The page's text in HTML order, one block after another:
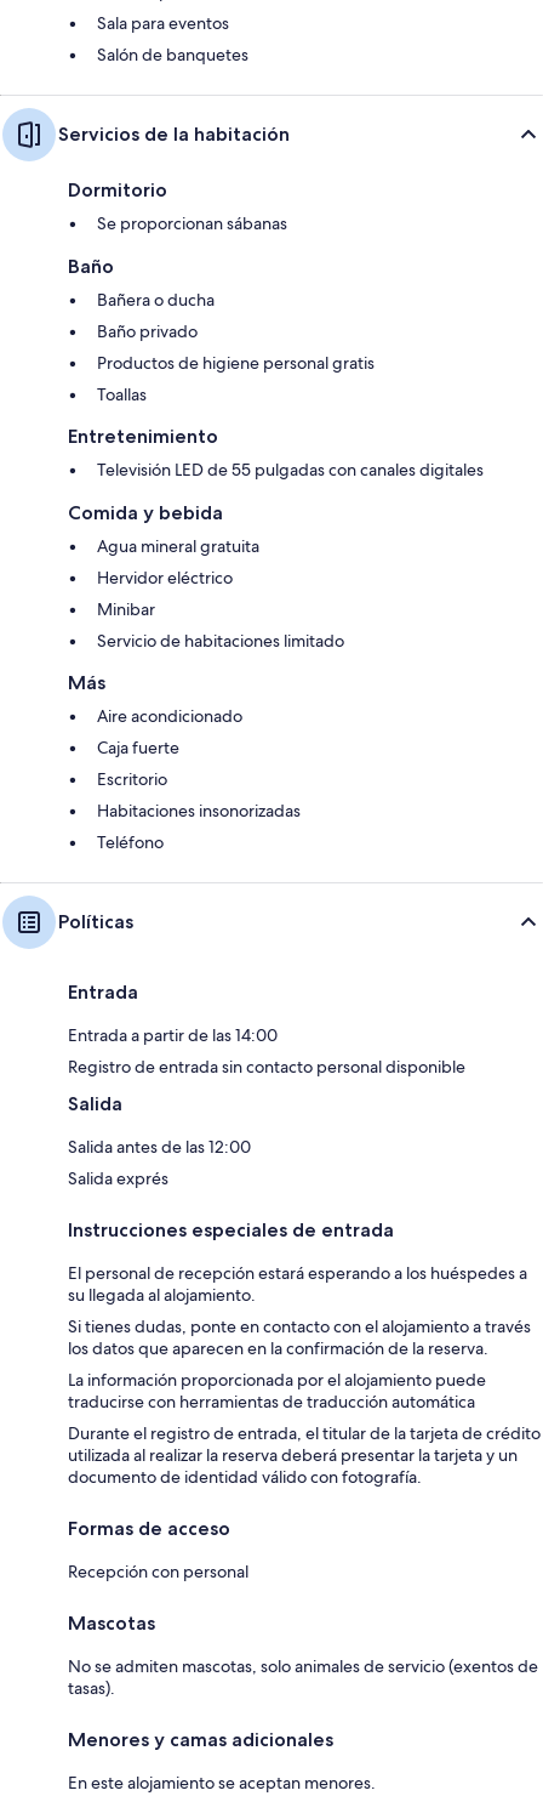
Sala para eventos
Salón de banquetes
Servicios de la habitación
Dormitorio
Se proporcionan sábanas
Baño
Bañera o ducha
Baño privado
Productos de higiene personal gratis
Toallas
Entretenimiento
Televisión LED de 55 pulgadas con canales digitales
Comida y bebida
Agua mineral gratuita
Hervidor eléctrico
Minibar
Servicio de habitaciones limitado
Más
Aire acondicionado
Caja fuerte
Escritorio
Habitaciones insonorizadas
Teléfono
Políticas
Entrada
Entrada a partir de las 14:00
Registro de entrada sin contacto personal disponible
Salida
Salida antes de las 12:00
Salida exprés
Instrucciones especiales de entrada
El personal de recepción estará esperando a los huéspedes a
su llegada al alojamiento.
Si tienes dudas, ponte en contacto con el alojamiento a través
los datos que aparecen en la confirmación de la reserva.
La información proporcionada por el alojamiento puede
traducirse con herramientas de traducción automática
Durante el registro de entrada, el titular de la tarjeta de crédito
utilizada al realizar la reserva deberá presentar la tarjeta y un
documento de identidad válido con fotografía.
Formas de acceso
Recepción con personal
Mascotas
No se admiten mascotas, solo animales de servicio (exentos de
tasas).
Menores y camas adicionales
En este alojamiento se aceptan menores.